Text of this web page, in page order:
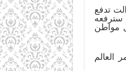
تدفع
الذي سترفعه
مليار جنيه،”إن على كل مواطن
العالم